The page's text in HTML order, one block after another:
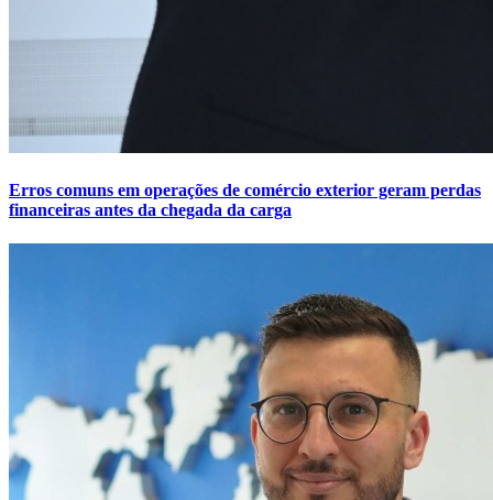
Erros comuns em operações de comércio exterior geram perdas
financeiras antes da chegada da carga